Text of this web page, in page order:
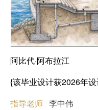
阿比代·阿布拉江
{该毕业设计获2026年
指导老师 李中伟